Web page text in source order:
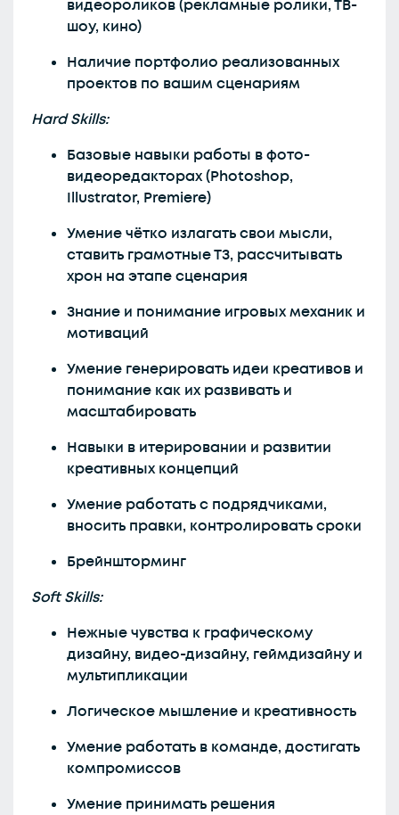
видеороликов (рекламные ролики, ТВ-
шоу, кино)
Наличие портфолио реализованных
проектов по вашим сценариям
Hard Skills:
Базовые навыки работы в фото-
видеоредакторах (Photoshop,
Illustrator, Premiere)
Умение чётко излагать свои мысли,
ставить грамотные ТЗ, рассчитывать
хрон на этапе сценария
Знание и понимание игровых механик и
мотиваций
Умение генерировать идеи креативов и
понимание как их развивать и
масштабировать
Навыки в итерировании и развитии
креативных концепций
Умение работать с подрядчиками,
вносить правки, контролировать сроки
Брейншторминг
Soft Skills:
Нежные чувства к графическому
дизайну, видео-дизайну, геймдизайну и
мультипликации
Логическое мышление и креативность
Умение работать в команде, достигать
компромиссов
Умение принимать решения